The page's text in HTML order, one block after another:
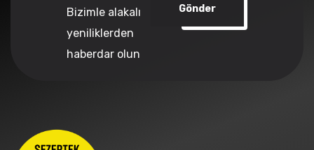
Bizimle alakalı
yeniliklerden
haberdar olun
Gönder